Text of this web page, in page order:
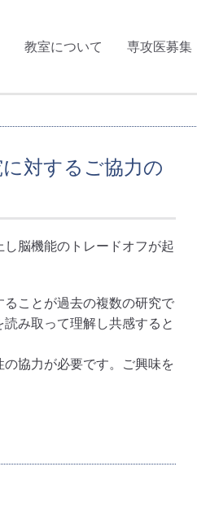
教室について 専攻医募集
対するご協力の
脳機能のトレードオフが起
ことが過去の複数の研究で
み取って理解し共感すると
協力が必要です。ご興味を